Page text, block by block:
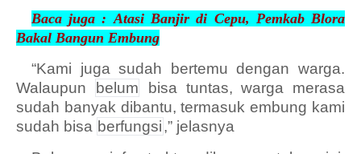
Baca juga : Atasi Banjir di Cepu, Pemkab Blora
Bakal Bangun Embung
“Kami juga sudah bertemu dengan warga.
Walaupun
belum
bisa tuntas, warga merasa
sudah banyak dibantu, termasuk embung kami
sudah bisa berfungsi,” jelasnya